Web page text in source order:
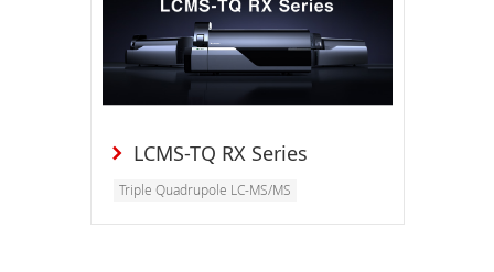
LCMS-TQ RX Series
Triple Quadrupole LC-MS/MS